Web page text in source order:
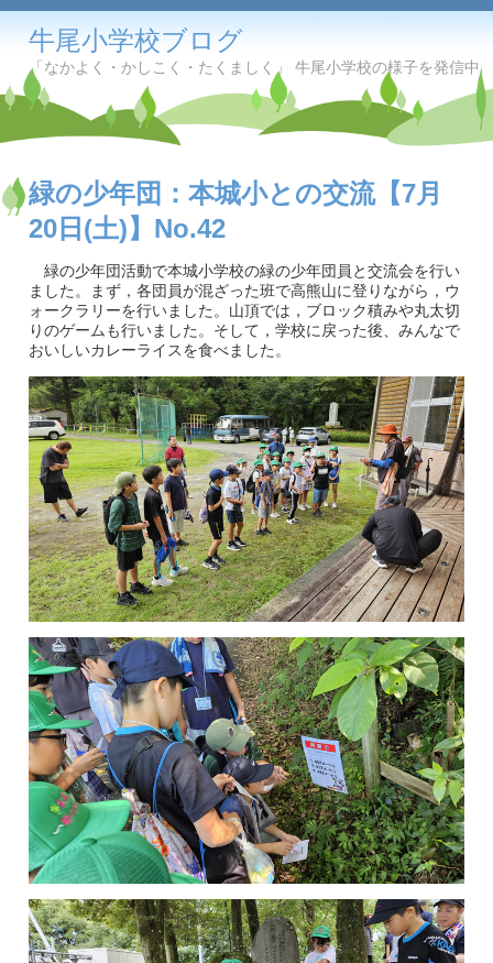
牛尾小学校ブログ
「なかよく・かしこく・たくましく」 牛尾小学校の様子を発信中
緑の少年団：本城小との交流【7月
20日(土)】No.42
緑の少年団活動で本城小学校の緑の少年団員と交流会を行い
ました。まず，各団員が混ざった班で高熊山に登りながら，ウ
ォークラリーを行いました。山頂では，ブロック積みや丸太切
りのゲームも行いました。そして，学校に戻った後、みんなで
おいしいカレーライスを食べました。